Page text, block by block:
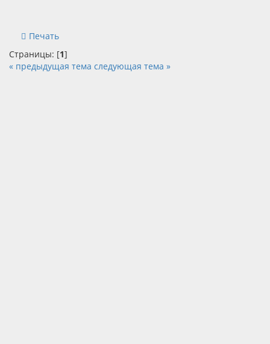
Печать
Страницы: [1]
« предыдущая тема следующая тема »